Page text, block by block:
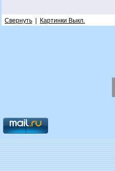
Свернуть Картинки Выкл.